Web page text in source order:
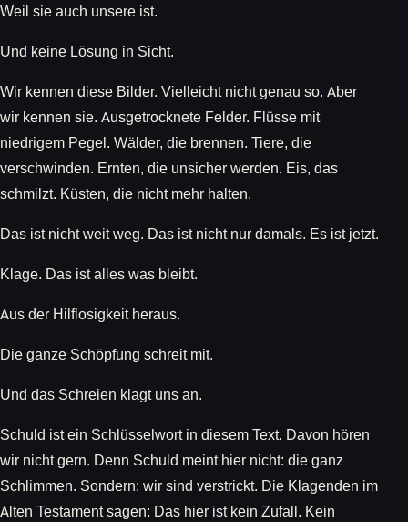
Weil sie auch unsere ist.
Und keine Lösung in Sicht.
Wir kennen diese Bilder. Vielleicht nicht genau so. Aber
wir kennen sie. Ausgetrocknete Felder. Flüsse mit
niedrigem Pegel. Wälder, die brennen. Tiere, die
verschwinden. Ernten, die unsicher werden. Eis, das
schmilzt. Küsten, die nicht mehr halten.
Das ist nicht weit weg. Das ist nicht nur damals. Es ist jetzt.
Klage. Das ist alles was bleibt.
Aus der Hilflosigkeit heraus.
Die ganze Schöpfung schreit mit.
Und das Schreien klagt uns an.
Schuld ist ein Schlüsselwort in diesem Text. Davon hören
wir nicht gern. Denn Schuld meint hier nicht: die ganz
Schlimmen. Sondern: wir sind verstrickt. Die Klagenden im
Alten Testament sagen: Das hier ist kein Zufall. Kein